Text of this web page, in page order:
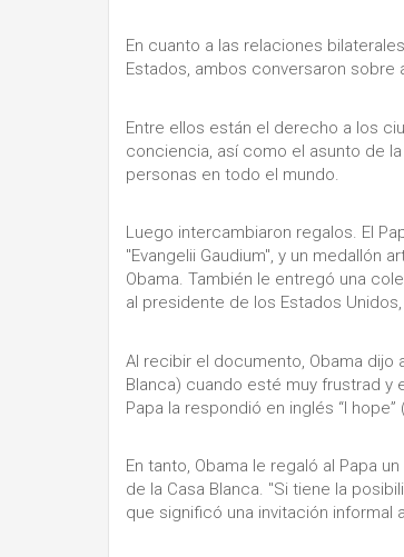
En cuanto a las relaciones
Estados, ambos conversaron sobre
Entre ellos están el derecho a los
conciencia, así como el asunto de
personas en todo el mundo.
Luego intercambiaron regalos. El
"Evangelii Gaudium", y un medallón
Obama. También le entregó una
al presidente de los Estados
Al recibir el documento, Obama dijo
Blanca) cuando esté muy frustrad y
Papa la respondió en inglés “I hope”
En tanto, Obama le regaló al Papa
de la Casa Blanca. "Si tiene la
que significó una invitación